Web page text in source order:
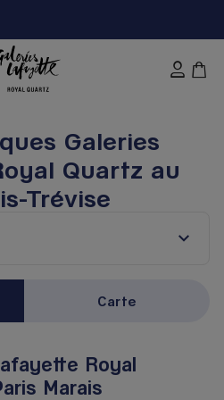
Galeries
Quartz au
Trévise
Carte
Royal
Marais